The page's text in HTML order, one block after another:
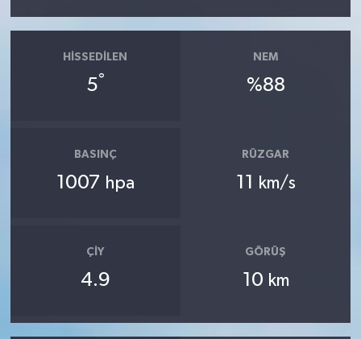
HISSEDILEN
5°
NEM
%88
BASINÇ
1007 hpa
RÜZGAR
11 km/s
ÇIY
4.9
GÖRÜŞ
10 km